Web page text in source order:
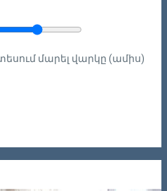
մարել վարկը (ամիս)